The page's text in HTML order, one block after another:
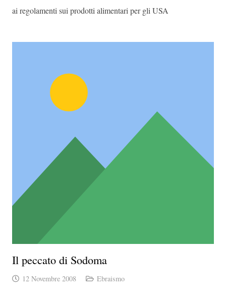
ai regolamenti sui prodotti alimentari per gli USA
Il peccato di Sodoma
12 Novembre 2008 Ebraismo